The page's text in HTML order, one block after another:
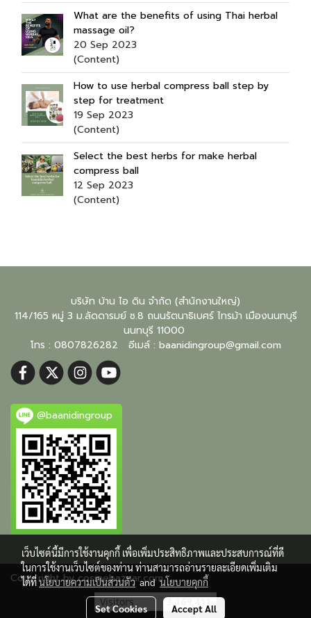
What are the benefits of using Thai herbal
massage oil?
20 Sep 2023
(Content)
How to use herbal compress ball step by
step for treatment
19 Sep 2023
(Content)
Select the best herbs for make herbal
compress ball
12 Sep 2023
(Content)
บริษัท บ้าน ไอ ดิน จำกัด (สำนักงานใหญ่)
114/165 หมู่ 3 ม.ลัดดารมย์ ซ.8 ถนนรัตนาธิเบศร์ ไทรม้า เมืองนนทบุรี
นนทบุรี 11000
โทร : 0807826282 อีเมล์ : baanidingroup@gmail.com
@baanidingroup
Copy right by cosmebazaar.com
Visitors 3,169,411
เว็บไซต์นี้มีการใช้งานคุกกี้ เพื่อเพิ่มประสิทธิภาพและประสบการณ์ที่ดี
ในการใช้งานเว็บไซต์ของท่าน ท่านสามารถอ่านรายละเอียดเพิ่มเติม
ได้ที่นโยบายความเป็นส่วนตัวandนโยบายคุกกี้
Set Cookies Accept All